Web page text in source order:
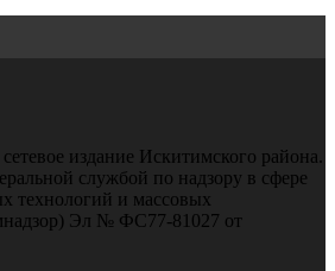
издание Искитимского района.
службой по надзору в сфере
технологий и массовых
Эл № ФС77-81027 от